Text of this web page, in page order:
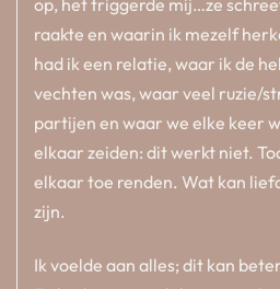
op, het triggerde mij…ze
raakte en waarin ik mezelf
had ik een relatie, waar ik de
vechten was, waar veel ruzie/
partijen en waar we elke keer
elkaar zeiden: dit werkt niet.
elkaar toe renden. Wat kan
zijn.
Ik voelde aan alles; dit kan